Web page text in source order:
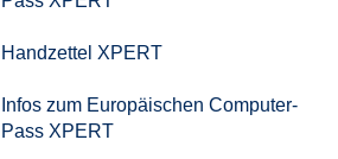
Handzettel XPERT
Infos zum Europäischen Computer-
Pass XPERT